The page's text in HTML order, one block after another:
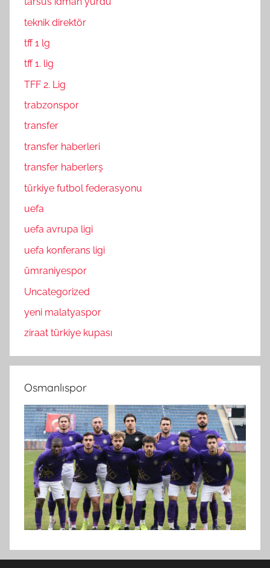
teknik direktör
tff 1 lg
tff 1. lig
TFF 2. Lig
trabzonspor
transfer
transfer haberleri
transfer haberlerş
türkiye futbol federasyonu
uefa
uefa avrupa ligi
uefa konferans ligi
ümraniyespor
Uncategorized
yeni malatyaspor
ziraat türkiye kupası
Osmanlıspor